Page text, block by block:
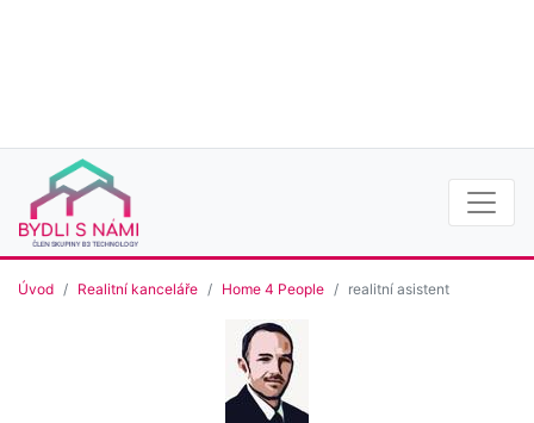
Úvod Realitní kanceláře Home 4 People realitní asistent